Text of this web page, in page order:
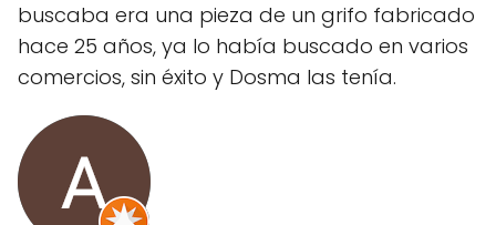
buscaba era una pieza de un grifo fabricado
hace 25 años, ya lo había buscado en varios
comercios, sin éxito y Dosma las tenía.